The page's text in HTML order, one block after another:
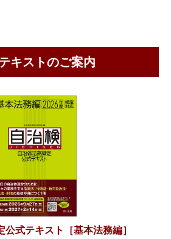
キストのご案内
公式テキスト［基本法務編］